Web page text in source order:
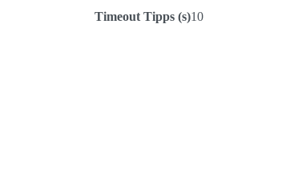
Timeout Tipps (s)10